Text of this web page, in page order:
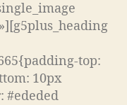
top:
10px
#ededed